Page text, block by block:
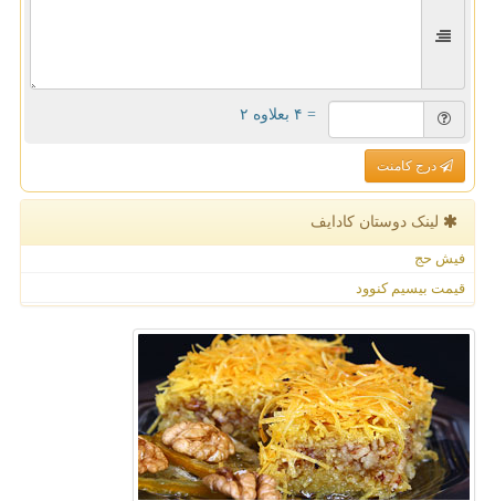
= ۴ بعلاوه ۲
درج کامنت
لینک دوستان كادایف
فیش حج
قیمت بیسیم کنوود